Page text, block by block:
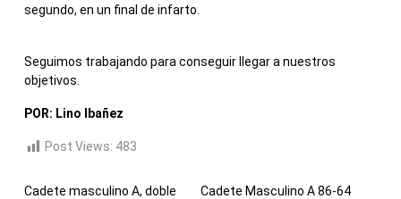
segundo, en un final de infarto.
Seguimos trabajando para conseguir llegar a nuestros
objetivos.
POR: Lino Ibañez
Post Views: 483
Cadete masculino A, doble
Cadete Masculino A 86-64